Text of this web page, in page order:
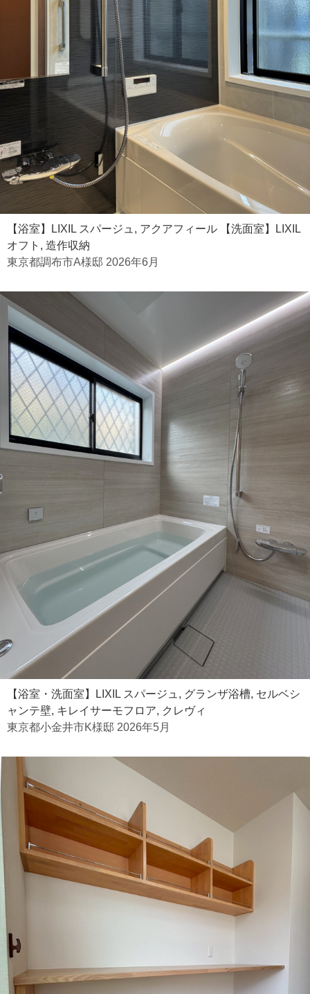
【浴室】LIXIL スパージュ, アクアフィール 【洗面室】LIXIL
オフト, 造作収納
東京都調布市A様邸 2026年6月
【浴室・洗面室】LIXIL スパージュ, グランザ浴槽, セルベシ
ャンテ壁, キレイサーモフロア, クレヴィ
東京都小金井市K様邸 2026年5月